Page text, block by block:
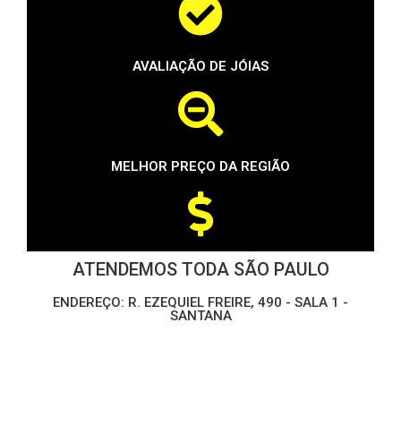
AVALIAÇÃO DE JÓIAS
MELHOR PREÇO DA REGIÃO
ATENDEMOS TODA SÃO PAULO
ENDEREÇO: R. EZEQUIEL FREIRE, 490 - SALA 1 -
SANTANA